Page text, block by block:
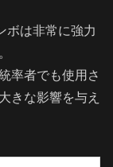
ボは非常に強力
率者でも使用さ
きな影響を与え